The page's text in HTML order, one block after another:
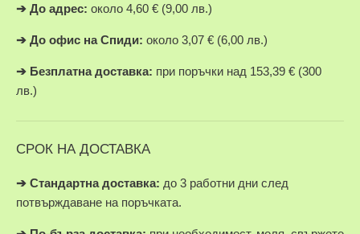
➔ До адрес: около 4,60 € (9,00 лв.)
➔ До офис на Спиди: около 3,07 € (6,00 лв.)
➔ Безплатна доставка: при поръчки над 153,39 € (300
лв.)
СРОК НА ДОСТАВКА
➔ Стандартна доставка: до 3 работни дни след
потвърждаване на поръчката.